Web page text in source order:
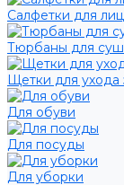
Салфетки для
Тюрбаны для
Щетки для ухода
Для обуви
Для посуды
Для уборки